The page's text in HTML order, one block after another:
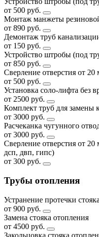
от 500 руб.
Монтаж манжеты
от 890 руб.
Демонтаж труб
от 150 руб.
Устройство штробы (под
от 850 руб.
Сверление отверстия от
от 500 руб.
Установка соло-лифта без
от 2500 руб.
Комплект труб для замены
от 3000 руб.
Расчеканка чугунного
от 3000 руб.
Сверление отверстия от
дсп, двп, гипс)
от 300 руб.
Трубы отопления
Устранение протечки стояка
от 900 руб.
Замена стояка отопления
от 4500 руб.
Закольцовка стояка